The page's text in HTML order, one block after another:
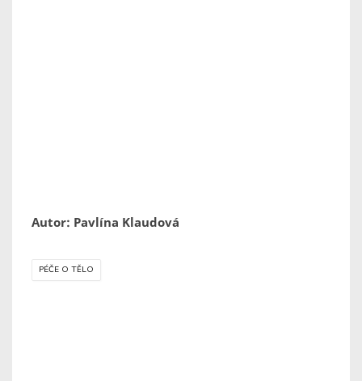
Autor: Pavlína Klaudová
PÉČE O TĚLO